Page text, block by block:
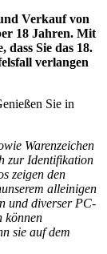
Verkauf von
18 Jahren. Mit
dass Sie das 18.
verlangen
Sie in
Warenzeichen
zur Identifikation
zeigen den
unserem alleinigen
und diverser PC-
können
sie auf dem